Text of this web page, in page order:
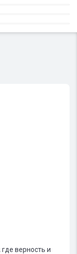
верность и